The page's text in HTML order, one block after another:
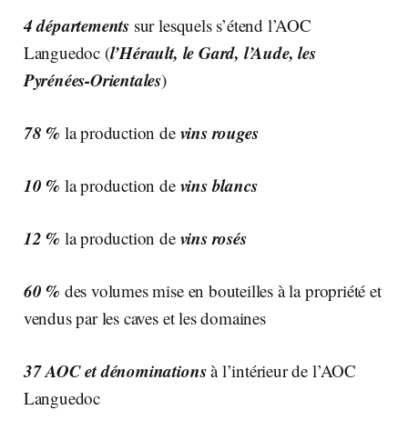
4 départements sur lesquels s’étend l’AOC
Languedoc (l’Hérault, le Gard, l’Aude, les
Pyrénées-Orientales)
78 % la production de vins rouges
10 % la production de vins blancs
12 % la production de vins rosés
60 % des volumes mise en bouteilles à la propriété et
vendus par les caves et les domaines
37 AOC et dénominationsà l’intérieur de l’AOC
Languedoc